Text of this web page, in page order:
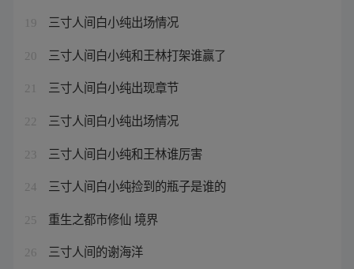
19 三寸人间白小纯出场情况
20 三寸人间白小纯和王林打架谁赢了
21 三寸人间白小纯出现章节
22 三寸人间白小纯出场情况
23 三寸人间白小纯和王林谁厉害
24 三寸人间白小纯捡到的瓶子是谁的
25 重生之都市修仙 境界
26 三寸人间的谢海洋